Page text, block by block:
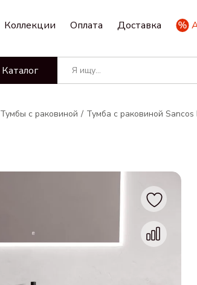
Коллекции Оплата Доставка
Каталог
Тумбы с раковиной Тумба с раковиной